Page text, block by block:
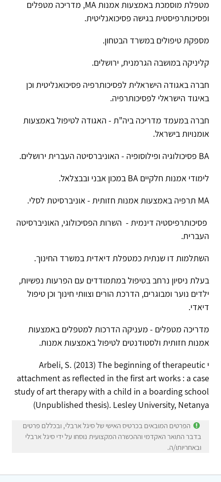
מטפלת מוסמכת באמצעות אמנות MA, מדריכה מטפלים
ופסיכותרפיסטית בגישה פסיכואנליטית.
מספקת טיפולים במשרד הבטחון.
קליניקה במושבה הגרמנית, ירושלים.
חברה באגודה הישראלית לפסיכותרפיה פסיכואנליטית וכן
באיגוד הישראלי לפסיכותרפיה.
חברה במעמד מדריכה ביה"ת - האגודה לטיפול באמצעות
אומנויות בישראל.
BA פסיכולוגיה ופילוסופיה - האוניברסיטה העברית ירושלים.
לימודי אמנות חלקיים BA במכון אבני ובבצלאל.
MA תרפיה באמצעות אמנות חזותית - אוניברסיטת לסלי.
פסיכותרפיסטיה דינמית - השרות הפסיכולוגי, האוניברסיטה
העברית.
השתלמות דו שנתית כמטפלת דיאדית במשרד החינוך.
בעלת ניסיון נרחב בטיפול במתמודדים עם הפרעות נפשיות,
ילדים נוער ומבוגרים, הדרכת הורים וצוותי חינוך וכן טיפול
דיאדי.
מדריכה מטפלים - מעניקה הדרכות למטפלים באמצעות
אמנות חזותית ולסטודנטים לטיפול באמצעות אמנות.
י Arbeli, S. (2013) The beginning of therapeutic
attachment as reflected in the first art works : a case
study of art therapy with a child in a boarding school
(Unpublished thesis). Lesley University, Netanya
הפרטים המובאים בכרטיס האישי של סיגל ארבלי, ובכללם פרטים
בדבר התואר האקדמי וההכשרה המקצועית נוסחו על ידי סיגל ארבלי
ובאחריותו/ה.